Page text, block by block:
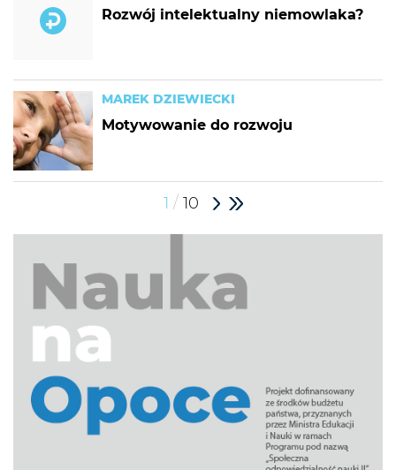
Rozwój intelektualny niemowlaka?
MAREK DZIEWIECKI
Motywowanie do rozwoju
1 / 10